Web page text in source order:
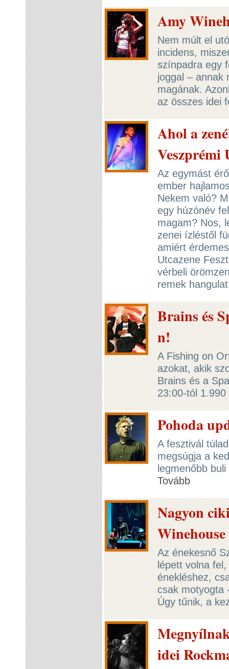
Amy
Nem múlt el
incidens,
színpadra egy
joggal – annak
magának.
az összes idei
Ahol a
Veszprémi
Az egymást
ember
Nekem való?
egy húzónév
magam? Nos,
zenei ízléstől
amiért
Utcazene
vérbeli
remek
Brains és
n!
A Fishing on
azokat, akik
Brains és a
23:00-tól
Pohoda
A fesztivál
megsúgja a
legmenőbb
Tovább
Nagyon
Az énekesnő
lépett volna
énekléshez,
csak motyogta
Úgy tűnik, a
idei